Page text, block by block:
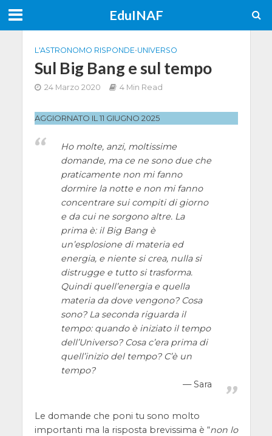
EduINAF
L'ASTRONOMO RISPONDE•UNIVERSO
Sul Big Bang e sul tempo
24 Marzo 2020 4 Min Read
AGGIORNATO IL 11 GIUGNO 2025
Ho molte, anzi, moltissime
domande, ma ce ne sono due che
praticamente non mi fanno
dormire la notte e non mi fanno
concentrare sui compiti di giorno
e da cui ne sorgono altre. La
prima è: il Big Bang è
un’esplosione di materia ed
energia, e niente si crea, nulla si
distrugge e tutto si trasforma.
Quindi quell’energia e quella
materia da dove vengono? Cosa
sono? La seconda riguarda il
tempo: quando è iniziato il tempo
dell’Universo? Cosa c’era prima di
quell’inizio del tempo? C’è un
tempo?
Sara
Le domande che poni tu sono molto
importanti ma la risposta brevissima è “non lo